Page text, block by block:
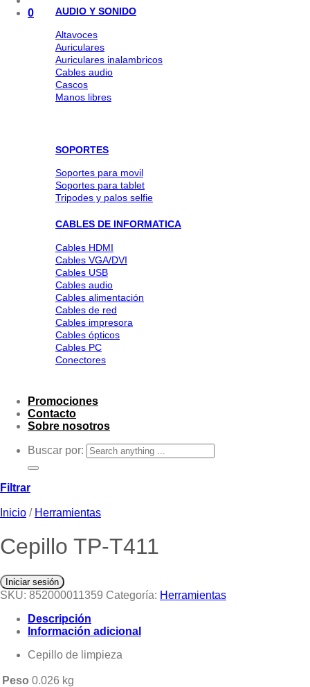
0 AUDIO Y SONIDO
Altavoces
Auriculares
Auriculares inalambricos
Cables audio
Cascos
Manos libres
SOPORTES
Soportes para movil
Soportes para tablet
Tripodes y palos selfie
CABLES DE INFORMATICA
Cables HDMI
Cables VGA/DVI
Cables USB
Cables audio
Cables alimentación
Cables de red
Cables impresora
Cables ópticos
Cables PC
Conectores
Promociones
Contacto
Sobre nosotros
Buscar por:
Filtrar
Inicio / Herramientas
Cepillo TP-T411
Iniciar sesión
SKU: 852000011359 Categoría: Herramientas
Descripción
Información adicional
Cepillo de limpieza
Peso 0.026 kg